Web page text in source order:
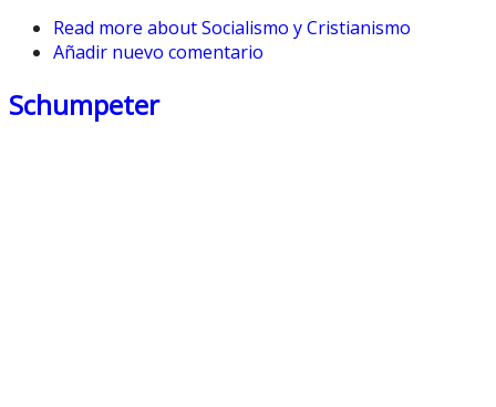
Read more about Socialismo y Cristianismo
Añadir nuevo comentario
Schumpeter